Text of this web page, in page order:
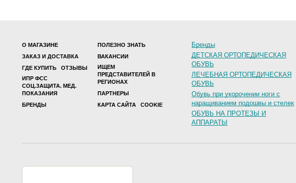
О МАГАЗИНЕ
ЗАКАЗ И ДОСТАВКА
ГДЕ КУПИТЬ
ОТЗЫВЫ
ИПР ФСС
СОЦ.ЗАЩИТА. МЕД.
ПОКАЗАНИЯ
БРЕНДЫ
ПОЛЕЗНО ЗНАТЬ
ВАКАНСИИ
ИЩЕМ
ПРЕДСТАВИТЕЛЕЙ В
РЕГИОНАХ
ПАРТНЕРЫ
КАРТА САЙТА
COOKIE
Бренды
ДЕТСКАЯ ОРТОПЕДИЧЕСКАЯ
ОБУВЬ
ЛЕЧЕБНАЯ ОРТОПЕДИЧЕСКАЯ
ОБУВЬ
Обувь при укорочении ноги с
наращиванием подошвы и стелек
ОБУВЬ НА ПРОТЕЗЫ И
АППАРАТЫ